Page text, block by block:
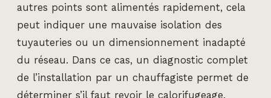
autres points sont alimentés rapidement, cela
peut indiquer une mauvaise isolation des
tuyauteries ou un dimensionnement inadapté
du réseau. Dans ce cas, un diagnostic complet
de l’installation par un chauffagiste permet de
déterminer s’il faut revoir le calorifugeage,